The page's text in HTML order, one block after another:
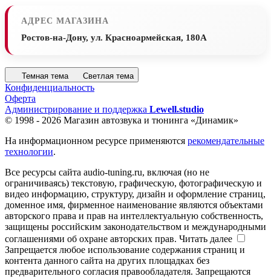
АДРЕС МАГАЗИНА
Ростов-на-Дону, ул. Красноармейская, 180А
Темная тема Светлая тема
Конфиденциальность
Оферта
Администрирование и поддержка Lewell.studio
© 1998 - 2026 Магазин автозвука и тюнинга «Динамик»
На информационном ресурсе применяются рекомендательные
технологии.
Все ресурсы сайта audio-tuning.ru, включая (но не
ограничиваясь) текстовую, графическую, фотографическую и
видео информацию, структуру, дизайн и оформление страниц,
доменное имя, фирменное наименование являются объектами
авторского права и прав на интеллектуальную собственность,
защищены российским законодательством и международными
соглашениями об охране авторских прав. Читать далее
Запрещается любое использование содержания страниц и
контента данного сайта на других площадках без
предварительного согласия правообладателя. Запрещаются